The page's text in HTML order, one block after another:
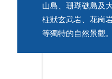
山島、珊瑚礁島及
柱狀玄武岩、花崗
等獨特的自然景觀。